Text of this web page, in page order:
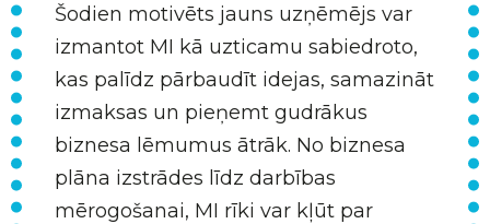
Šodien motivēts jauns uzņēmējs var
izmantot MI kā uzticamu sabiedroto,
kas palīdz pārbaudīt idejas, samazināt
izmaksas un pieņemt gudrākus
biznesa lēmumus ātrāk. No biznesa
plāna izstrādes līdz darbības
mērogošanai, MI rīki var kļūt par